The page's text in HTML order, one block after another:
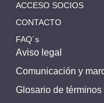
Aviso legal
Comunicación y
Glosario de
ACCESO SOCIOS
CONTACTO
FAQ´s